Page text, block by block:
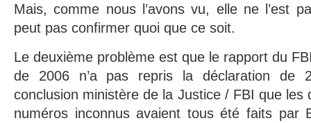
Mais, comme nous l’avons vu, elle ne l’est
peut pas confirmer quoi que ce soit.
Le deuxième problème est que le rapport du
de 2006 n’a pas repris la déclaration de
conclusion ministère de la Justice / FBI que les
numéros inconnus avaient tous été faits par